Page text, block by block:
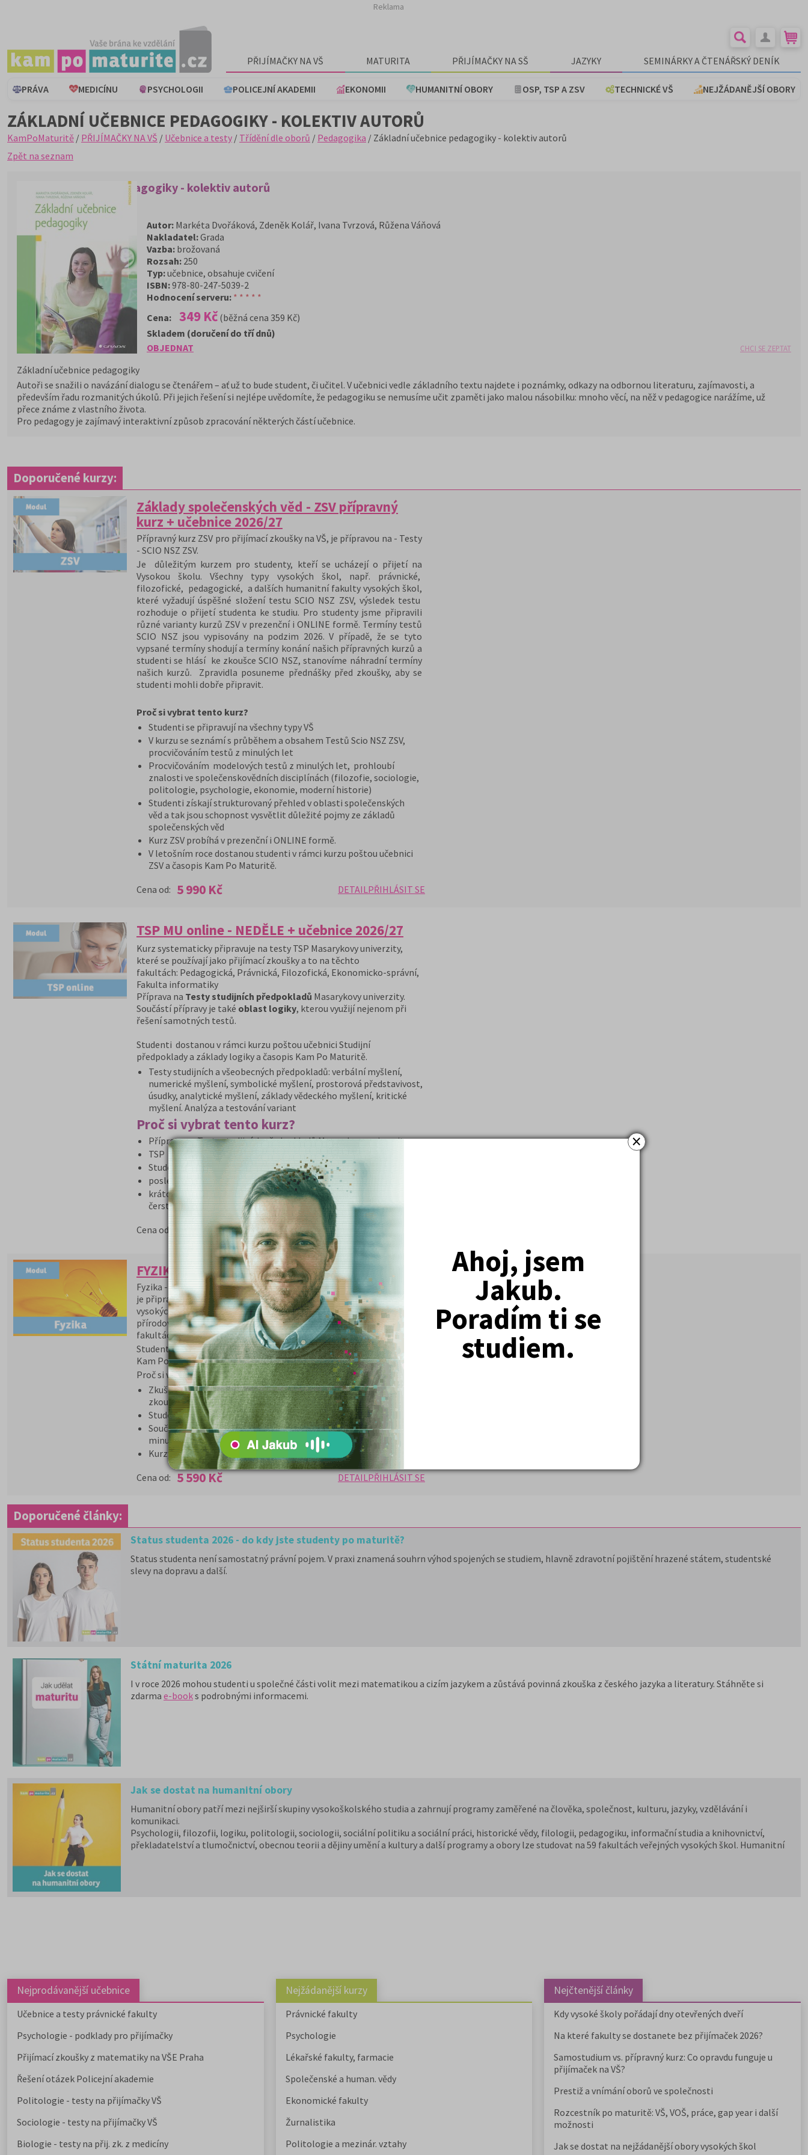
×
Ahoj, jsem
Jakub.
Poradím ti se
studiem.
Reklama
PŘIJÍMAČKY NA VŠ MATURITA PŘIJÍMAČKY NA SŠ JAZYKY SEMINÁRKY A ČTENÁŘSKÝ DENÍK
PRÁVA MEDICÍNU PSYCHOLOGII POLICEJNÍ AKADEMII EKONOMII HUMANITNÍ OBORY OSP, TSP A ZSV TECHNICKÉ VŠ NEJŽÁDANĚJŠÍ OBORY
ZÁKLADNÍ UČEBNICE PEDAGOGIKY - KOLEKTIV AUTORŮ
KamPoMaturitě / PŘIJÍMAČKY NA VŠ / Učebnice a testy / Třídění dle oborů / Pedagogika / Základní učebnice pedagogiky - kolektiv autorů
Zpět na seznam
Základní učebnice pedagogiky - kolektiv autorů
Autor: Markéta Dvořáková, Zdeněk Kolář, Ivana Tvrzová, Růžena Váňová
Nakladatel:Grada
Vazba: brožovaná
Rozsah: 250
Typ:učebnice, obsahuje cvičení
ISBN:978-80-247-5039-2
Hodnocení serveru: * * * * *
Základní učebnice pedagogiky
Autoři se snažili o navázání dialogu se čtenářem – ať už to bude student, či učitel. V učebnici vedle základního textu najdete i poznámky, odkazy na odbornou literaturu, zajímavosti, a
především řadu rozmanitých úkolů. Při jejich řešení si nejlépe uvědomíte, že pedagogiku se nemusíme učit zpaměti jako malou násobilku: mnoho věcí, na něž v pedagogice narážíme, už
přece známe z vlastního života.
Pro pedagogy je zajímavý interaktivní způsob zpracování některých částí učebnice.
Cena: 349 Kč (běžná cena 359 Kč)
OBJEDNAT CHCI SE ZEPTAT
Skladem (doručení do tří dnů)
Doporučené kurzy:
Základy společenských věd - ZSV přípravný
kurz + učebnice 2026/27
Přípravný kurz ZSV pro přijímací zkoušky na VŠ, je přípravou na - Testy
- SCIO NSZ ZSV.
Je důležitým kurzem pro studenty, kteří se ucházejí o přijetí na
Vysokou školu. Všechny typy vysokých škol, např. právnické,
filozofické, pedagogické, a dalších humanitní fakulty vysokých škol,
které vyžadují úspěšné složení testu SCIO NSZ ZSV, výsledek testu
rozhoduje o přijetí studenta ke studiu. Pro studenty jsme připravili
různé varianty kurzů ZSV v prezenční i ONLINE formě. Termíny testů
SCIO NSZ jsou vypisovány na podzim 2026. V případě, že se tyto
vypsané termíny shodují a termíny konání našich přípravných kurzů a
studenti se hlásí ke zkoušce SCIO NSZ, stanovíme náhradní termíny
našich kurzů. Zpravidla posuneme přednášky před zkoušky, aby se
studenti mohli dobře připravit.
Proč si vybrat tento kurz?
Studenti se připravují na všechny typy VŠ
V kurzu se seznámí s průběhem a obsahem Testů Scio NSZ ZSV,
procvičováním testů z minulých let
Procvičováním modelových testů z minulých let, prohloubí
znalosti ve společenskovědních disciplínách (filozofie, sociologie,
politologie, psychologie, ekonomie, moderní historie)
Studenti získají strukturovaný přehled v oblasti společenských
věd a tak jsou schopnost vysvětlit důležité pojmy ze základů
společenských věd
Kurz ZSV probíhá v prezenční i ONLINE formě.
V letošním roce dostanou studenti v rámci kurzu poštou učebnici
ZSV a časopis Kam Po Maturitě.
Cena od: 5 990 Kč DETAILPŘIHLÁSIT SE
TSP MU online - NEDĚLE + učebnice 2026/27
Kurz systematicky připravuje na testy TSP Masarykovy univerzity,
které se používají jako přijímací zkoušky a to na těchto
fakultách: Pedagogická, Právnická, Filozofická, Ekonomicko-správní,
Fakulta informatiky
Příprava na Testy studijních předpokladů Masarykovy univerzity.
Součástí přípravy je také oblast logiky, kterou využijí nejenom při
řešení samotných testů.
Studenti dostanou v rámci kurzu poštou učebnici Studijní
předpoklady a základy logiky a časopis Kam Po Maturitě.
Testy studijních a všeobecných předpokladů: verbální myšlení,
numerické myšlení, symbolické myšlení, prostorová představivost,
úsudky, analytické myšlení, základy vědeckého myšlení, kritické
myšlení. Analýza a testování variant
Proč si vybrat tento kurz?
Příprava na Testy studijních předpokladů Masarykovy univerzity
TSP používá celá řada fakult MU
Studenti se naučí strategii řešení testů, řešení typových úloh
poslední příležitost připravit se v kurzu
krátce před přijímačkami - budete mít nacvičené příklady stále
čerstvě v hlavě!
Cena od: 5 590 Kč DETAIL PŘIHLÁSIT SE
FYZIKA - přípravný kurz + učebnice 2027
Fyzika - přípravný kurz- je přípravou na příjímací zkoušky na VŠ. Kurz
je připraven především pro maturanty a pro budoucí studenty
vysokých škol lékařského zaměření a zejména pro studium na
přírodovědeckých, technických, pedagogických, farmaceutických
fakultách a dobře připraví studenty na státní maturitu z fyziky.
Studenti dostanou v rámci kurzu poštou učebnici Fyzika a časopis
Kam Po Maturitě.
Proč si vybrat tento kurz?
Zkušený lektor seznámí studenty s přijímacím řízením a organizací
zkoušky
Studenti si prověří svoje znalosti a doplní o další poznatky
Součástí kurzu jsou modelové testové úlohy z přijímaček z
minulých let
Kurzy probíhají v prezenční i online formě
Cena od: 5 590 Kč DETAILPŘIHLÁSIT SE
Doporučené články:
Status studenta 2026 - do kdy jste studenty po maturitě?
Status studenta není samostatný právní pojem. V praxi znamená souhrn výhod spojených se studiem, hlavně zdravotní pojištění hrazené státem, studentské
slevy na dopravu a další.
Státní maturita 2026
I v roce 2026 mohou studenti u společné části volit mezi matematikou a cizím jazykem a zůstává povinná zkouška z českého jazyka a literatury. Stáhněte si
zdarma e-books podrobnými informacemi.
Jak se dostat na humanitní obory
Humanitní obory patří mezi nejširší skupiny vysokoškolského studia a zahrnují programy zaměřené na člověka, společnost, kulturu, jazyky, vzdělávání i
komunikaci.
Psychologii, filozofii, logiku, politologii, sociologii, sociální politiku a sociální práci, historické vědy, filologii, pedagogiku, informační studia a knihovnictví,
překladatelství a tlumočnictví, obecnou teorii a dějiny umění a kultury a další programy a obory lze studovat na 59 fakultách veřejných vysokých škol. Humanitní
Nejprodávanější učebnice
Učebnice a testy právnické fakulty
Psychologie - podklady pro přijímačky
Přijímací zkoušky z matematiky na VŠE Praha
Řešení otázek Policejní akademie
Politologie - testy na přijímačky VŠ
Sociologie - testy na přijímačky VŠ
Biologie - testy na přij. zk. z medicíny
Nejžádanější kurzy
Právnické fakulty
Psychologie
Lékařské fakulty, farmacie
Společenské a human. vědy
Ekonomické fakulty
Žurnalistika
Politologie a mezinár. vztahy
Nejčtenější články
Kdy vysoké školy pořádají dny otevřených dveří
Na které fakulty se dostanete bez přijímaček 2026?
Samostudium vs. přípravný kurz: Co opravdu funguje u
přijímaček na VŠ?
Prestiž a vnímání oborů ve společnosti
Rozcestník po maturitě: VŠ, VOŠ, práce, gap year i další
možnosti
Jak se dostat na nejžádanější obory vysokých škol